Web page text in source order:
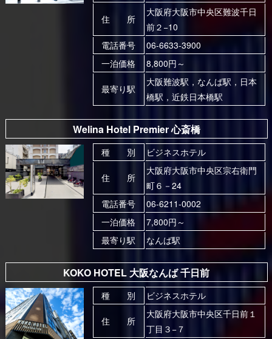
住 所
大阪府大阪市中央区難波千日
前２−10
電話番号
06-6633-3900
一泊価格
8,800円～
最寄り駅
大阪難波駅，なんば駅，日本
橋駅，近鉄日本橋駅
Welina Hotel Premier 心斎橋
種 別 ビジネスホテル
住 所
大阪府大阪市中央区宗右衛門
町６－24
電話番号
06-6211-0002
一泊価格
7,800円～
最寄り駅
なんば駅
KOKO HOTEL 大阪なんば 千日前
種 別 ビジネスホテル
住 所
大阪府大阪市中央区千日前１
丁目３−７